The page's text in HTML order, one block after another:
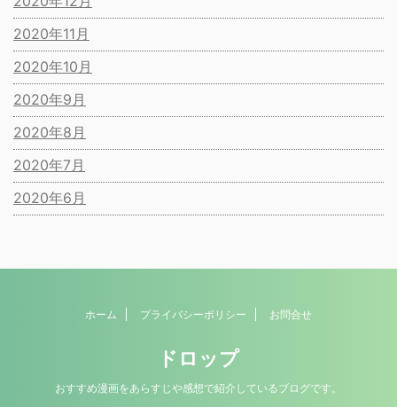
2020年11月
2020年10月
2020年9月
2020年8月
2020年7月
2020年6月
ホーム プライバシーポリシー お問合せ
ドロップ
おすすめ漫画をあらすじや感想で紹介しているブログです。